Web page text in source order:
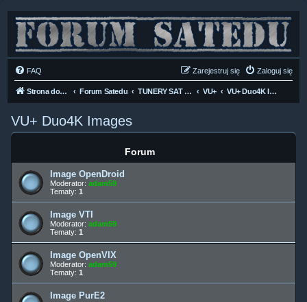
FAQ Zaloguj się
Zarejestruj się
Strona domowa Forum Satedu TUNERY SAT HD-LINUX VU+ VU+ Duo4K Images
VU+ Duo4K Images
Forum
Image OpenDroid
Moderator: adam59
Tematy: 1
Image VTI
Moderator: adam59
Tematy: 1
Image OpenVIX
Moderator: adam59
Tematy: 1
Image PurE2